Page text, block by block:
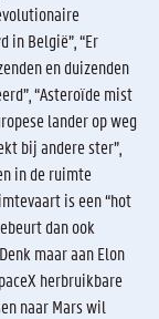
in België”, “Er
en duizenden
“Asteroïde mist
lander op weg
bij andere ster”,
in de ruimte
is een “hot
dan ook
maar aan Elon
herbruikbare
naar Mars wil